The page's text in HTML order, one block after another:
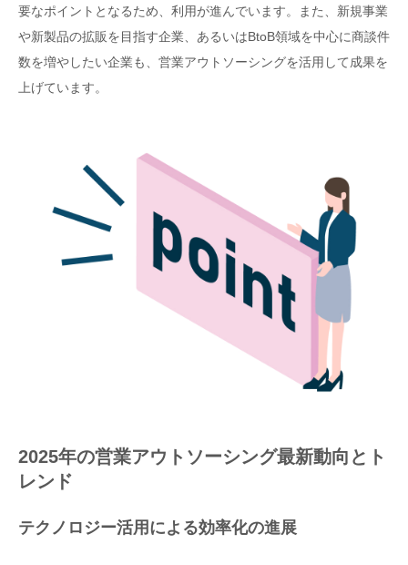
要なポイントとなるため、利用が進んでいます。また、新規事業
や新製品の拡販を目指す企業、あるいはBtoB領域を中心に商談件
数を増やしたい企業も、営業アウトソーシングを活用して成果を
上げています。
2025年の営業アウトソーシング最新動向とト
レンド
テクノロジー活用による効率化の進展